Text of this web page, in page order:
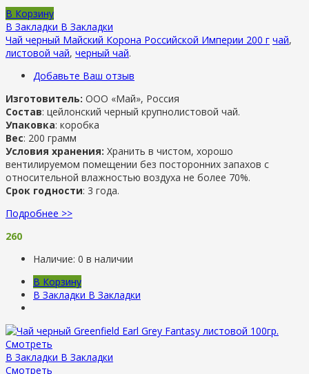
В Корзину
В Закладки В Закладки
Чай черный Майский Корона Российской Империи 200 г чай,
листовой чай, черный чай.
Добавьте Ваш отзыв
Изготовитель: ООО «Май», Россия
Состав: цейлонский черный крупнолистовой чай.
Упаковка: коробка
Вес: 200 грамм
Условия хранения: Хранить в чистом, хорошо
вентилируемом помещении без посторонних запахов с
относительной влажностью воздуха не более 70%.
Срок годности: 3 года.
Подробнее >>
260
Наличие: 0 в наличии
В Корзину
В Закладки В Закладки
Смотреть
В Закладки В Закладки
Смотреть